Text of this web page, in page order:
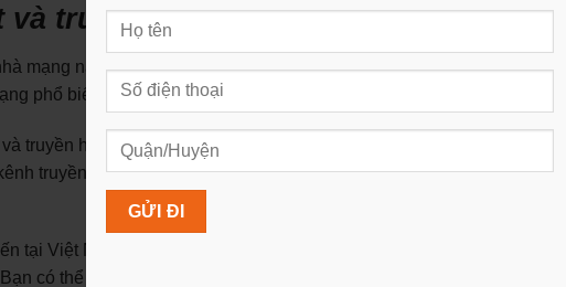
truyền hình nhà mạng nào?
mạng nào phù hợp phụ thuộc vào nhu cầu cá nhân của bạn, vị trí địa
phổ biến mà bạn có thể xem xét:
truyền hình với nhiều gói dịch vụ linh hoạt và tốc độ internet cao.
truyền hình quốc tế và nội địa. Hãy xem xét gói dịch vụ của FPT và
tại Việt Nam và cung cấp dịch vụ combo internet và truyền hình. Họ
có thể xem xét các gói dịch vụ của VNPT và so sánh với nhu cầu